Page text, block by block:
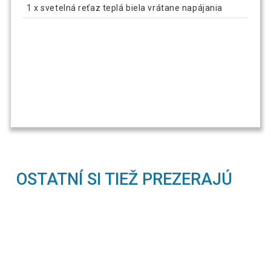
1 x svetelná reťaz teplá biela vrátane napájania
OSTATNÍ SI TIEŽ PREZERAJÚ